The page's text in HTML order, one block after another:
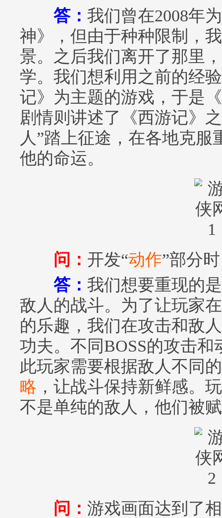
答： 我们曾在2008年
神》，但由于种种限制，
景。之后我们离开了那里
学。我们想利用之前的经
记》为主题的游戏，于是
剧情则讲述了《西游记》
人”踏上征途，在各地克
他的命运。
问： 开发“动作”部分
答： 我们想要重现的
敌人的战斗。为了让玩家
的乐趣，我们在攻击和敌
功夫。不同BOSS的攻击
此玩家需要根据敌人不同
略 ，让战斗保持新鲜感。
不是单纯的敌人，他们被
问： 游戏画面达到了